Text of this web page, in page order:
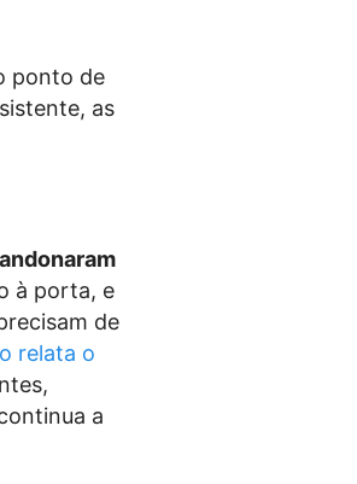
ponto de
as
à porta, e
de
relata o
a